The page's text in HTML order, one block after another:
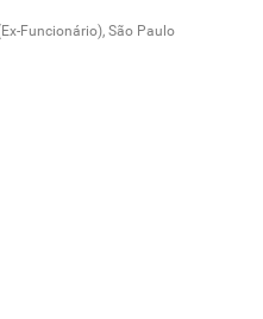
Funcionário), São Paulo